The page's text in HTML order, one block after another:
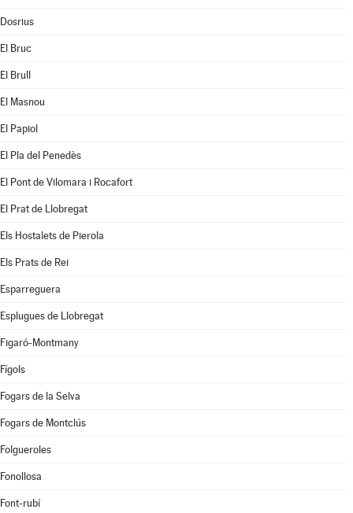
Dosrius
El Bruc
El Brull
El Masnou
El Papiol
El Pla del Penedès
El Pont de Vilomara i Rocafort
El Prat de Llobregat
Els Hostalets de Pierola
Els Prats de Rei
Esparreguera
Esplugues de Llobregat
Figaró-Montmany
Fígols
Fogars de la Selva
Fogars de Montclús
Folgueroles
Fonollosa
Font-rubí